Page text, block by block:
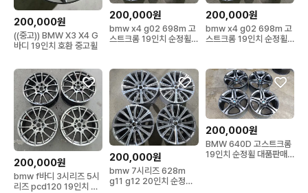
200,000원
((중고)) BMW X3 X4 G
바디 19인치 호환 중고휠
200,000원
bmw x4 g02 698m 고
스트크롬 19인치 순정휠
200,000원
bmw x4 g02 698m 고
스트크롬 19인치 순정휠
200,000원
bmw f바디 3시리즈 5시
리즈 pcd120 19인치 사
200,000원
bmw 7시리즈 628m
g11 g12 20인치 순정휠
200,000원
BMW 640D 고스트크롬
19인치 순정휠 대품판매